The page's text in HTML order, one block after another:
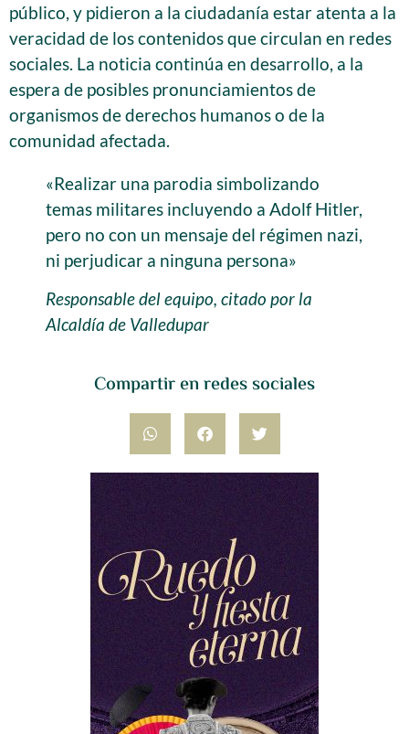
Compartir en redes sociales
público, y pidieron a la ciudadanía estar atenta a la
veracidad de los contenidos que circulan en redes
sociales. La noticia continúa en desarrollo, a la
espera de posibles pronunciamientos de
organismos de derechos humanos o de la
comunidad afectada.
«Realizar una parodia simbolizando
temas militares incluyendo a Adolf Hitler,
pero no con un mensaje del régimen nazi,
ni perjudicar a ninguna persona»
Responsable del equipo, citado por la
Alcaldía de Valledupar